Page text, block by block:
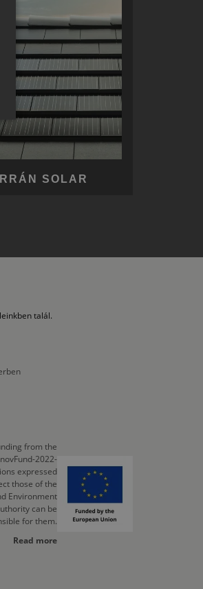
SOLAR
talál.
from the
2022-
expressed
those of the
Environment
can be
for them.
Read more